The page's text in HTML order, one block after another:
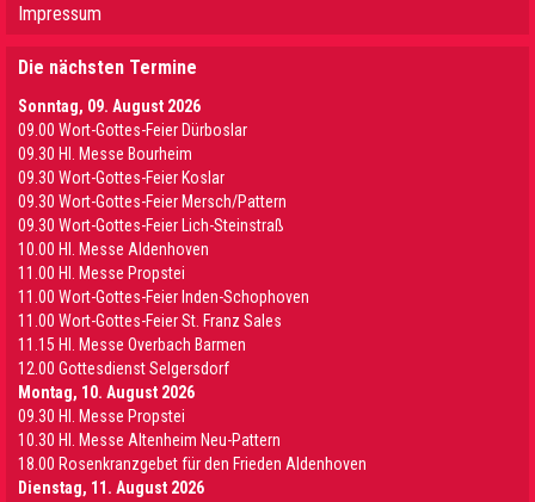
Impressum
Die nächsten Termine
Sonntag, 09. August 2026
09.00 Wort-Gottes-Feier Dürboslar
09.30 HI. Messe Bourheim
09.30 Wort-Gottes-Feier Koslar
09.30 Wort-Gottes-Feier Mersch/Pattern
09.30 Wort-Gottes-Feier Lich-Steinstraß
10.00 Hl. Messe Aldenhoven
11.00 Hl. Messe Propstei
11.00 Wort-Gottes-Feier Inden-Schophoven
11.00 Wort-Gottes-Feier St. Franz Sales
11.15 Hl. Messe Overbach Barmen
12.00 Gottesdienst Selgersdorf
Montag, 10. August 2026
09.30 Hl. Messe Propstei
10.30 Hl. Messe Altenheim Neu-Pattern
18.00 Rosenkranzgebet für den Frieden Aldenhoven
Dienstag, 11. August 2026